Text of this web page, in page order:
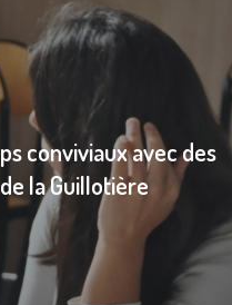
conviviaux avec des
la Guillotière